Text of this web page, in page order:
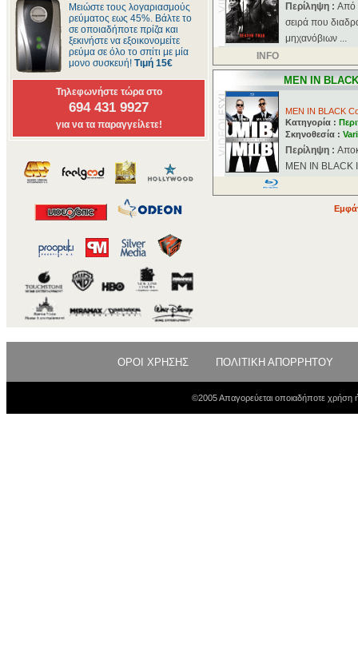
Μειώστε τους λογαριασμούς
ρεύματος εως 45%. Βάλτε το
σε οποιαδήποτε πρίζα και
ξεκινήστε να εξοικονομείτε
ρεύμα σε όλο το σπίτι με μία
μονο συσκευή! Τιμή 15€
Τηλεφωνήστε τώρα στο
694 431 9927
για να τα παραγγείλετε!
Περίληψη : Aπό
σειρά που
μηχανόβιων ...
INFO
MEN IN
MEN IN BLACK
Κατηγορία :
Σκηνοθεσία :
Περίληψη :
MEN IN BLACK
ΟΡΟΙ ΧΡΗΣΗΣ ΠΟΛΙΤΙΚΗ ΑΠΟΡΡΗΤΟΥ
©2005 Απαγορεύεται οποιαδήποτε χρήση